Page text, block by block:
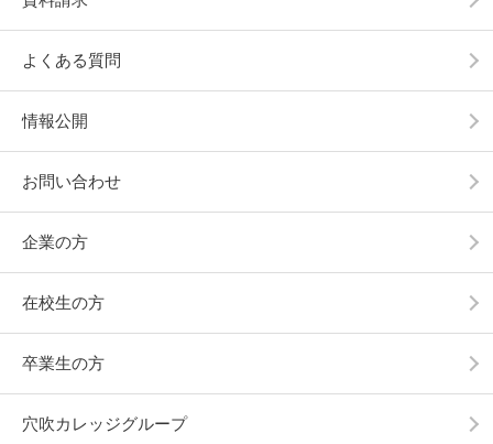
よくある質問
情報公開
お問い合わせ
企業の方
在校生の方
卒業生の方
穴吹カレッジグループ